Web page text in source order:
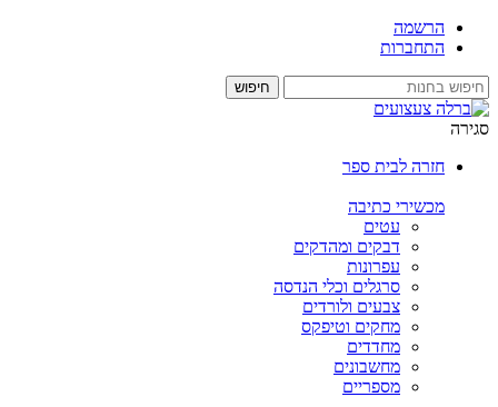
הרשמה
התחברות
סגירה
חזרה לבית ספר
מכשירי כתיבה
עטים
דבקים ומהדקים
עפרונות
סרגלים וכלי הנדסה
צבעים ולורדים
מחקים וטיפקס
מחדדים
מחשבונים
מספריים